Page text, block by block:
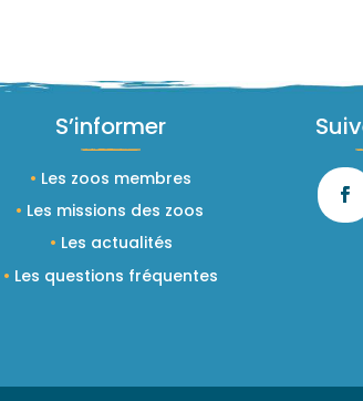
S’informer
• Les zoos membres
• Les missions des zoos
• Les actualités
• Les questions fréquentes